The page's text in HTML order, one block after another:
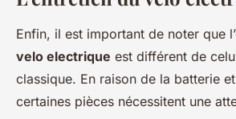
Enfin, il est important de noter que
velo electrique est différent de
classique. En raison de la batterie
certaines pièces nécessitent une